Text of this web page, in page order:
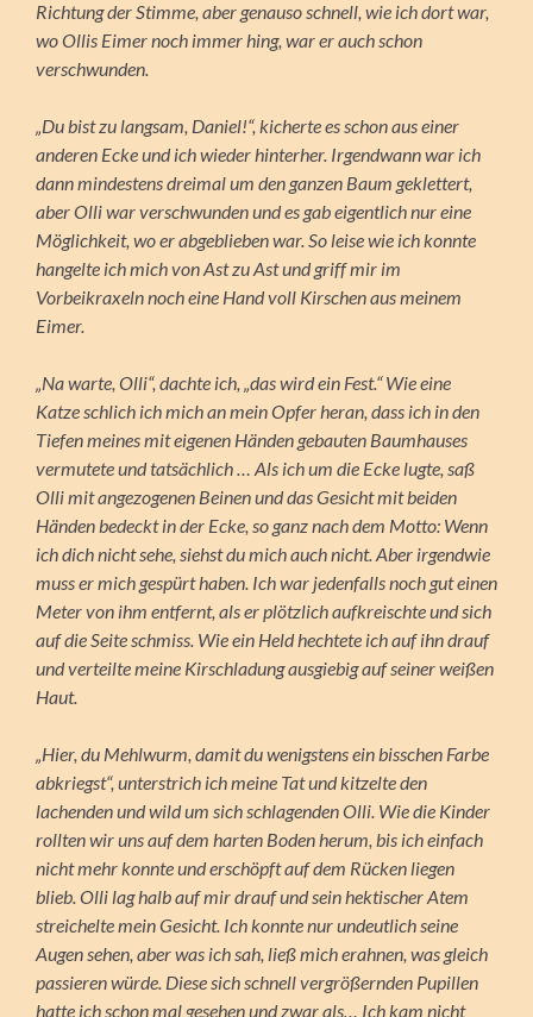
Richtung der Stimme, aber genauso schnell, wie ich dort war,
wo Ollis Eimer noch immer hing, war er auch schon
verschwunden.
„Du bist zu langsam, Daniel!“, kicherte es schon aus einer
anderen Ecke und ich wieder hinterher. Irgendwann war ich
dann mindestens dreimal um den ganzen Baum geklettert,
aber Olli war verschwunden und es gab eigentlich nur eine
Möglichkeit, wo er abgeblieben war. So leise wie ich konnte
hangelte ich mich von Ast zu Ast und griff mir im
Vorbeikraxeln noch eine Hand voll Kirschen aus meinem
Eimer.
„Na warte, Olli“, dachte ich, „das wird ein Fest.“ Wie eine
Katze schlich ich mich an mein Opfer heran, dass ich in den
Tiefen meines mit eigenen Händen gebauten Baumhauses
vermutete und tatsächlich … Als ich um die Ecke lugte, saß
Olli mit angezogenen Beinen und das Gesicht mit beiden
Händen bedeckt in der Ecke, so ganz nach dem Motto: Wenn
ich dich nicht sehe, siehst du mich auch nicht. Aber irgendwie
muss er mich gespürt haben. Ich war jedenfalls noch gut einen
Meter von ihm entfernt, als er plötzlich aufkreischte und sich
auf die Seite schmiss. Wie ein Held hechtete ich auf ihn drauf
und verteilte meine Kirschladung ausgiebig auf seiner weißen
Haut.
„Hier, du Mehlwurm, damit du wenigstens ein bisschen Farbe
abkriegst“, unterstrich ich meine Tat und kitzelte den
lachenden und wild um sich schlagenden Olli. Wie die Kinder
rollten wir uns auf dem harten Boden herum, bis ich einfach
nicht mehr konnte und erschöpft auf dem Rücken liegen
blieb. Olli lag halb auf mir drauf und sein hektischer Atem
streichelte mein Gesicht. Ich konnte nur undeutlich seine
Augen sehen, aber was ich sah, ließ mich erahnen, was gleich
passieren würde. Diese sich schnell vergrößernden Pupillen
hatte ich schon mal gesehen und zwar als… Ich kam nicht